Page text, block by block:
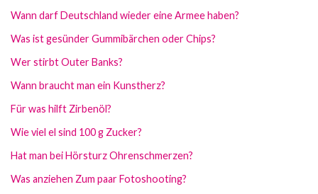
Wann darf Deutschland wieder eine Armee haben?
Was ist gesünder Gummibärchen oder Chips?
Wer stirbt Outer Banks?
Wann braucht man ein Kunstherz?
Für was hilft Zirbenöl?
Wie viel el sind 100 g Zucker?
Hat man bei Hörsturz Ohrenschmerzen?
Was anziehen Zum paar Fotoshooting?